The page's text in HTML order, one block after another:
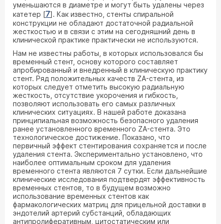
уменьшаются в диаметре и могут быть удалены через
катетер [7]. Как известно, стенты спиральной
конструкции не обладают достаточной радиальной
жесткостью и в связи с этим на сегодняшний день в
клинической практике практически не используются.
Нам не известны работы, в которых использовался бы
временный стент, основу которого составляет
апробированный и внедренный в клиническую практику
стент. Ряд положительных качеств ZA-стента, из
которых следует отметить высокую радиальную
жесткость, отсутствие укорочения и гибкость,
позволяют использовать его самых различных
клинических ситуациях. В нашей работе доказана
принципиальная возможность безопасного удаления
ранее установленного временного ZA-стента. Это
технологическое достижение. Показано, что
первичный эффект стентирования сохраняется и после
удаления стента. Экспериментально установлено, что
наиболее оптимальным сроком для удаления
временного стента являются 7 сутки. Если дальнейшие
клинические исследования подтвердят эффективность
временных стентов, то в будущем возможно
использование временных стентов как
фармакологических матриц для прицельной доставки в
эндотелий артерий субстанций, обладающих
антипролиферативным, цитостатическим или